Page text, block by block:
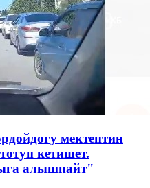
мектептин
кетишет.
алышпайт"